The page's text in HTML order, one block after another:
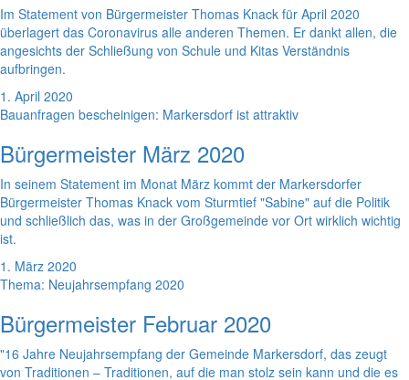
Im Statement von Bürgermeister Thomas Knack für April 2020
überlagert das Coronavirus alle anderen Themen. Er dankt allen, die
angesichts der Schließung von Schule und Kitas Verständnis
aufbringen.
1. April 2020
Bauanfragen bescheinigen: Markersdorf ist attraktiv
Bürgermeister März 2020
In seinem Statement im Monat März kommt der Markersdorfer
Bürgermeister Thomas Knack vom Sturmtief "Sabine" auf die Politik
und schließlich das, was in der Großgemeinde vor Ort wirklich wichtig
ist.
1. März 2020
Thema: Neujahrsempfang 2020
Bürgermeister Februar 2020
"16 Jahre Neujahrsempfang der Gemeinde Markersdorf, das zeugt
von Traditionen – Traditionen, auf die man stolz sein kann und die es